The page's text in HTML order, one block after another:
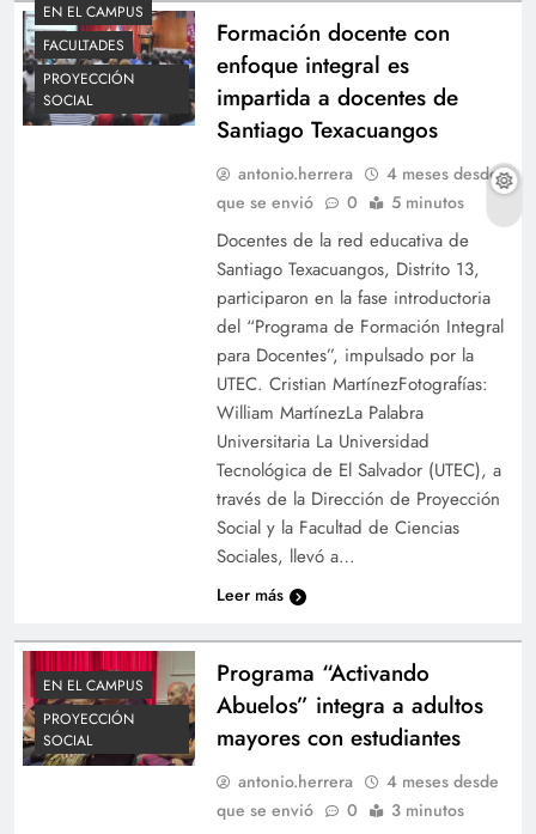
EN EL CAMPUS
FACULTADES
PROYECCIÓN
SOCIAL
Formación docente con
enfoque integral es
impartida a docentes de
Santiago Texacuangos
antonio.herrera
4 meses desde
que se envió
0 5 minutos
Docentes de la red educativa de
Santiago Texacuangos, Distrito 13,
participaron en la fase introductoria
del “Programa de Formación Integral
para Docentes”, impulsado por la
UTEC. Cristian MartínezFotografías:
William MartínezLa Palabra
Universitaria La Universidad
Tecnológica de El Salvador (UTEC), a
través de la Dirección de Proyección
Social y la Facultad de Ciencias
Sociales, llevó a…
Leer más
EN EL CAMPUS
PROYECCIÓN
SOCIAL
Programa “Activando
Abuelos” integra a adultos
mayores con estudiantes
antonio.herrera
4 meses desde
que se envió
0 3 minutos